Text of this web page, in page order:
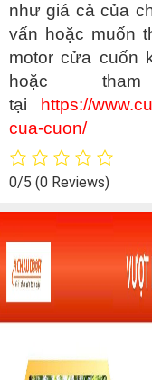
như giá cả của
vấn hoặc muốn
motor cửa cuốn
hoặc
tại
https://
cua-cuon/
0/5 (0 Reviews)